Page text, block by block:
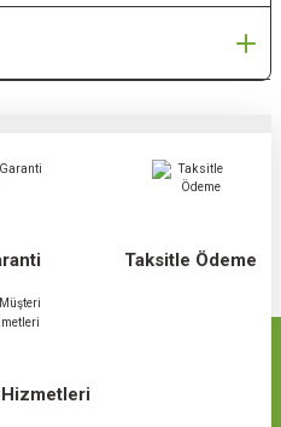
Taksitle Ödeme